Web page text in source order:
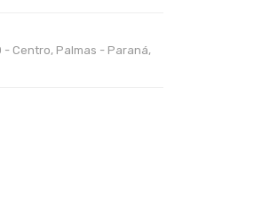
- Centro, Palmas - Paraná,